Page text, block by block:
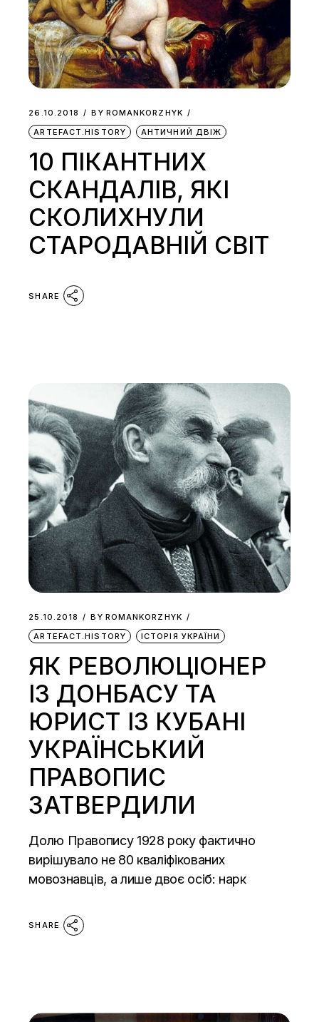
26.10.2018 BY ROMANKORZHYK
ARTEFACT.HISTORY
АНТИЧНИЙ ДВІЖ
10 ПІКАНТНИХ
СКАНДАЛІВ, ЯКІ
СКОЛИХНУЛИ
СТАРОДАВНІЙ СВІТ
SHARE
25.10.2018 BY ROMANKORZHYK
ARTEFACT.HISTORY
ІСТОРІЯ УКРАЇНИ
ЯК РЕВОЛЮЦІОНЕР
ІЗ ДОНБАСУ ТА
ЮРИСТ ІЗ КУБАНІ
УКРАЇНСЬКИЙ
ПРАВОПИС
ЗАТВЕРДИЛИ
Долю Правопису 1928 року фактично
вирішувало не 80 кваліфікованих
мовознавців, а лише двоє осіб: нарк
SHARE